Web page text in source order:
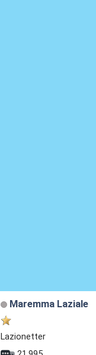
Maremma Laziale
Lazionetter